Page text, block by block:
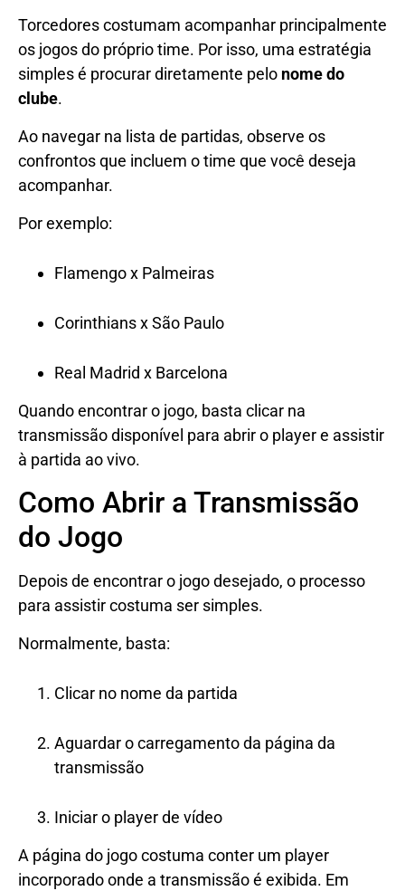
Torcedores costumam acompanhar principalmente
os jogos do próprio time. Por isso, uma estratégia
simples é procurar diretamente pelo nome do
clube.
Ao navegar na lista de partidas, observe os
confrontos que incluem o time que você deseja
acompanhar.
Por exemplo:
Flamengo x Palmeiras
Corinthians x São Paulo
Real Madrid x Barcelona
Quando encontrar o jogo, basta clicar na
transmissão disponível para abrir o player e assistir
à partida ao vivo.
Como Abrir a Transmissão
do Jogo
Depois de encontrar o jogo desejado, o processo
para assistir costuma ser simples.
Normalmente, basta:
Clicar no nome da partida
Aguardar o carregamento da página da
transmissão
Iniciar o player de vídeo
A página do jogo costuma conter um player
incorporado onde a transmissão é exibida. Em